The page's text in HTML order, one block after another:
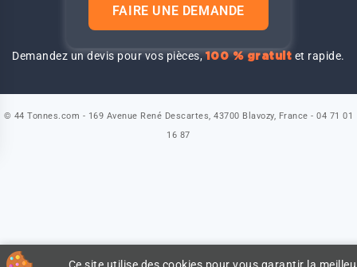
FAIRE UNE DEMANDE
Demandez un devis pour vos pièces,100 % gratuit et rapide.
© 44 Tonnes.com - 169 Avenue René Descartes, 43700 Blavozy, France - 04 71 01
16 87